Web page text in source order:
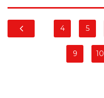
4 5
9 10